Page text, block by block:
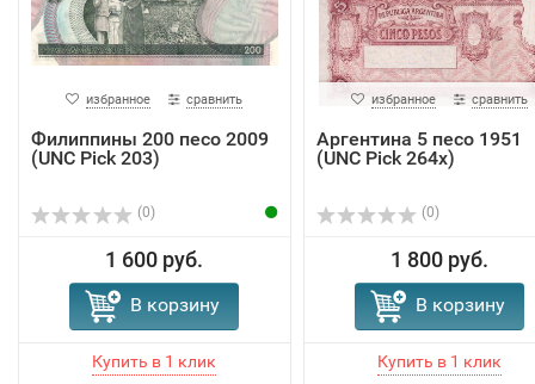
избранное сравнить
Филиппины 200 песо 2009
(UNC Pick 203)
(0)
1 600 руб.
В корзину
избранное сравнить
Аргентина 5 песо 1951
(UNC Pick 264x)
(0)
1 800 руб.
В корзину